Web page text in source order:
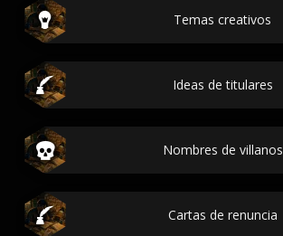
Temas creativos
Ideas de titulares
Nombres de villanos
Cartas de renuncia